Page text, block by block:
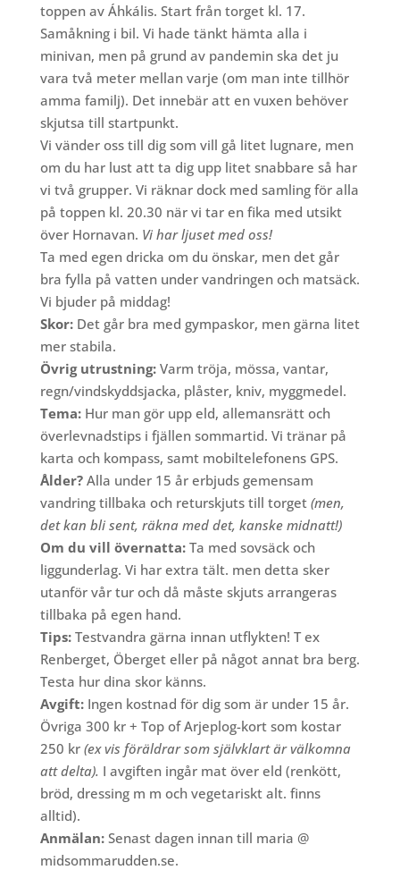
toppen av Áhkális. Start från torget kl. 17.
Samåkning i bil. Vi hade tänkt hämta alla i
minivan, men på grund av pandemin ska det ju
vara två meter mellan varje (om man inte tillhör
amma familj). Det innebär att en vuxen behöver
skjutsa till startpunkt.
Vi vänder oss till dig som vill gå litet lugnare, men
om du har lust att ta dig upp litet snabbare så har
vi två grupper. Vi räknar dock med samling för alla
på toppen kl. 20.30 när vi tar en fika med utsikt
över Hornavan. Vi har ljuset med oss!
Ta med egen dricka om du önskar, men det går
bra fylla på vatten under vandringen och matsäck.
Vi bjuder på middag!
Skor: Det går bra med gympaskor, men gärna litet
mer stabila.
Övrig utrustning: Varm tröja, mössa, vantar,
regn/vindskyddsjacka, plåster, kniv, myggmedel.
Tema: Hur man gör upp eld, allemansrätt och
överlevnadstips i fjällen sommartid. Vi tränar på
karta och kompass, samt mobiltelefonens GPS.
Ålder?Alla under 15 år erbjuds gemensam
vandring tillbaka och returskjuts till torget (men,
det kan bli sent, räkna med det, kanske midnatt!)
Om du vill övernatta:Ta med sovsäck och
liggunderlag. Vi har extra tält. men detta sker
utanför vår tur och då måste skjuts arrangeras
tillbaka på egen hand.
Tips: Testvandra gärna innan utflykten! T ex
Renberget, Öberget eller på något annat bra berg.
Testa hur dina skor känns.
Avgift: Ingen kostnad för dig som är under 15 år.
Övriga 300 kr + Top of Arjeplog-kort som kostar
250 kr (ex vis föräldrar som självklart är välkomna
att delta). I avgiften ingår mat över eld (renkött,
bröd, dressing m m och vegetariskt alt. finns
alltid).
Anmälan: Senast dagen innan till maria @
midsommarudden.se.